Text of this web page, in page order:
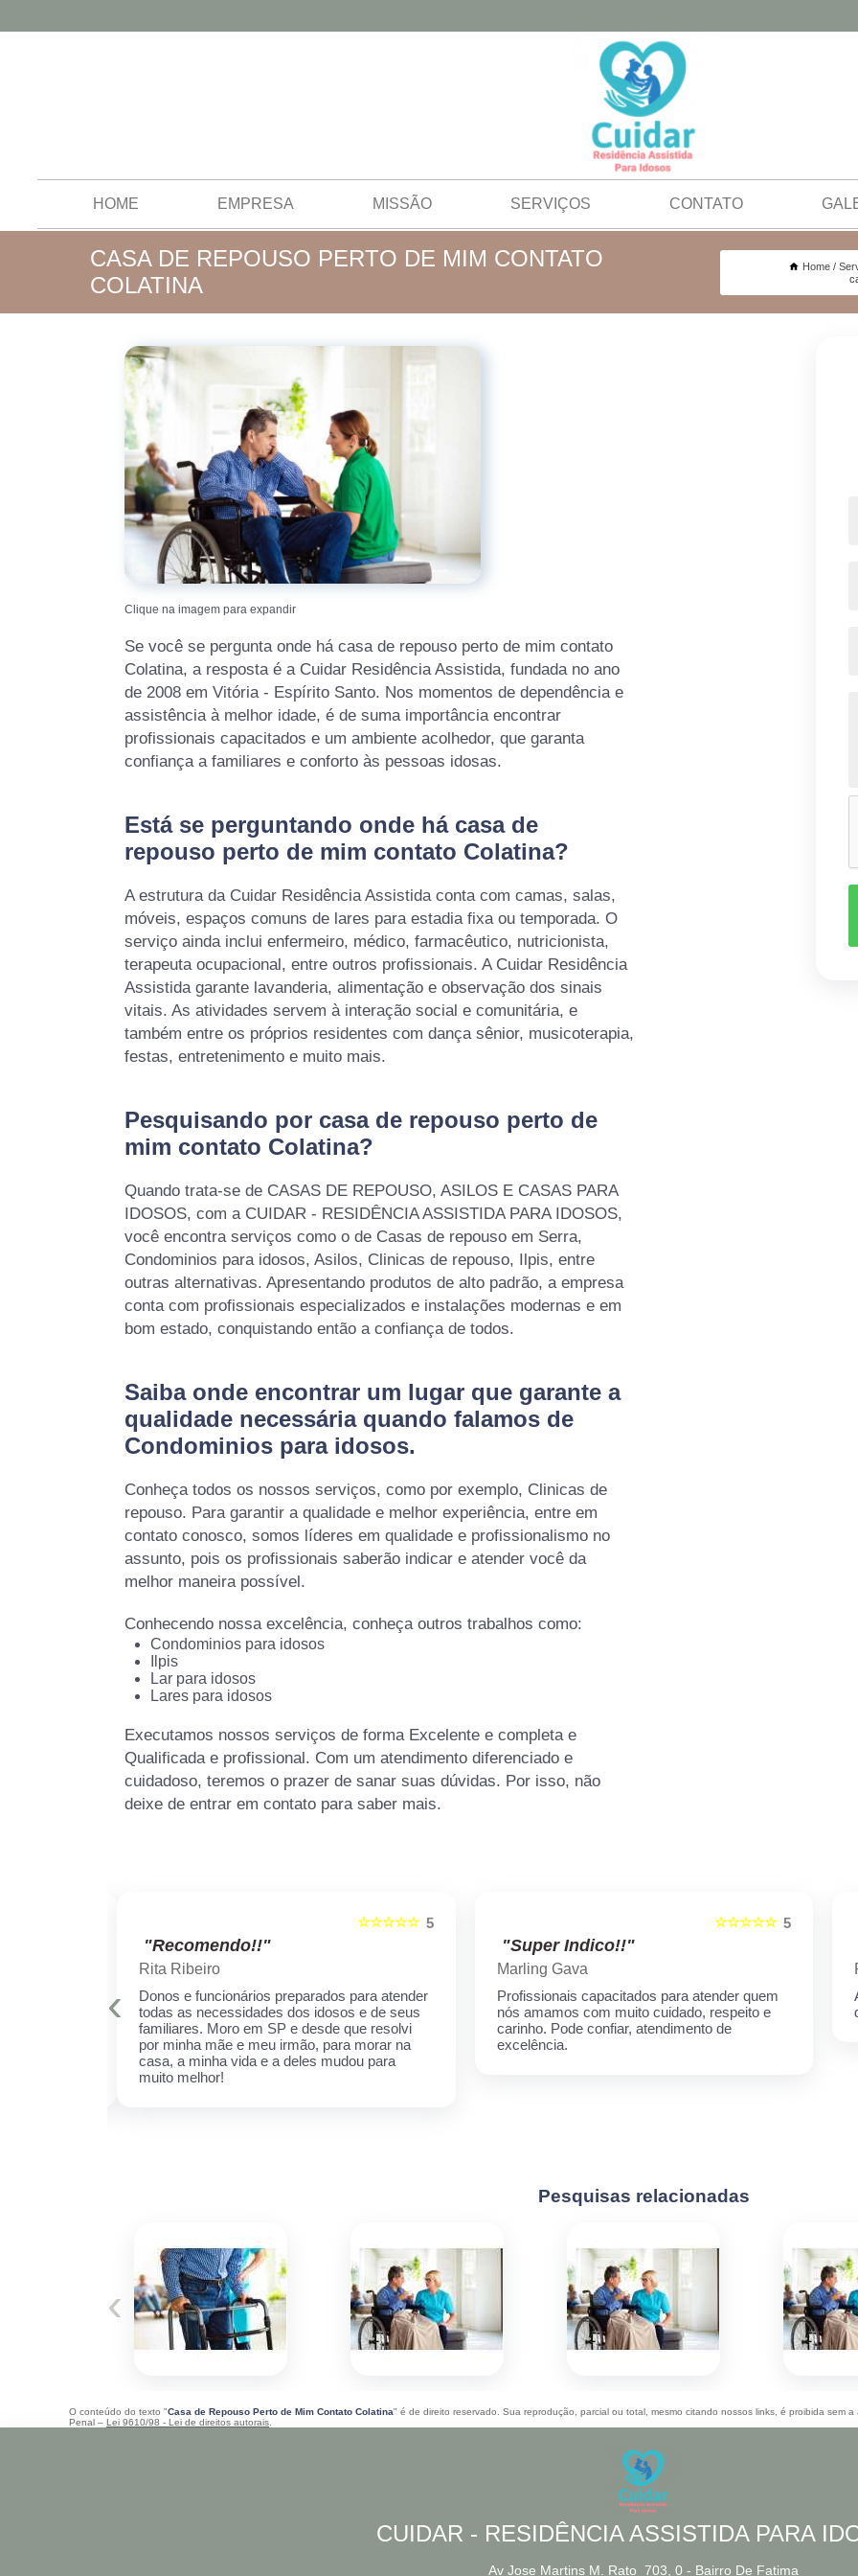
HOME EMPRESA MISSÃO SERVIÇOS CONTATO
CASA DE REPOUSO PERTO DE MIM CONTATO
COLATINA
Home
Clique na imagem para expandir
Se você se pergunta onde há casa de repouso perto de mim contato
Colatina, a resposta é a Cuidar Residência Assistida, fundada no ano
de 2008 em Vitória - Espírito Santo. Nos momentos de dependência e
assistência à melhor idade, é de suma importância encontrar
profissionais capacitados e um ambiente acolhedor, que garanta
confiança a familiares e conforto às pessoas idosas.
Está se perguntando onde há casa de
repouso perto de mim contato Colatina?
A estrutura da Cuidar Residência Assistida conta com camas, salas,
móveis, espaços comuns de lares para estadia fixa ou temporada. O
serviço ainda inclui enfermeiro, médico, farmacêutico, nutricionista,
terapeuta ocupacional, entre outros profissionais. A Cuidar Residência
Assistida garante lavanderia, alimentação e observação dos sinais
vitais. As atividades servem à interação social e comunitária, e
também entre os próprios residentes com dança sênior, musicoterapia,
festas, entretenimento e muito mais.
Pesquisando por casa de repouso perto de
mim contato Colatina?
Quando trata-se de CASAS DE REPOUSO, ASILOS E CASAS PARA
IDOSOS, com a CUIDAR - RESIDÊNCIA ASSISTIDA PARA IDOSOS,
você encontra serviços como o de Casas de repouso em Serra,
Condominios para idosos, Asilos, Clinicas de repouso, Ilpis, entre
outras alternativas. Apresentando produtos de alto padrão, a empresa
conta com profissionais especializados e instalações modernas e em
bom estado, conquistando então a confiança de todos.
Saiba onde encontrar um lugar que garante a
qualidade necessária quando falamos de
Condominios para idosos.
Conheça todos os nossos serviços, como por exemplo, Clinicas de
repouso. Para garantir a qualidade e melhor experiência, entre em
contato conosco, somos líderes em qualidade e profissionalismo no
assunto, pois os profissionais saberão indicar e atender você da
melhor maneira possível.
Conhecendo nossa excelência, conheça outros trabalhos como:
Condominios para idosos
Ilpis
Lar para idosos
Lares para idosos
Executamos nossos serviços de forma Excelente e completa e
Qualificada e profissional. Com um atendimento diferenciado e
cuidadoso, teremos o prazer de sanar suas dúvidas. Por isso, não
deixe de entrar em contato para saber mais.
5
☆☆☆☆☆
"Recomendo!!"
Rita Ribeiro
Donos e funcionários preparados para atender
todas as necessidades dos idosos e de seus
familiares. Moro em SP e desde que resolvi
por minha mãe e meu irmão, para morar na
casa, a minha vida e a deles mudou para
muito melhor!
5
☆☆☆☆☆
"Super Indico!!"
Marling Gava
Profissionais capacitados para atender quem
nós amamos com muito cuidado, respeito e
carinho. Pode confiar, atendimento de
excelência.
‹
Pesquisas relacionadas
‹
O conteúdo do texto "Casa de Repouso Perto de Mim Contato Colatina" é de direito reservado. Sua reprodução, parcial ou total, mesmo citando nossos links, é proibida sem
Penal – Lei 9610/98 - Lei de direitos autorais
CUIDAR - RESIDÊNCIA ASSISTIDA PARA
Av Jose Martins M. Rato_703, 0 - Bairro De Fatima